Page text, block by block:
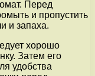
Перед
и пропустить
и запаха.
хорошо
Затем его
удобства